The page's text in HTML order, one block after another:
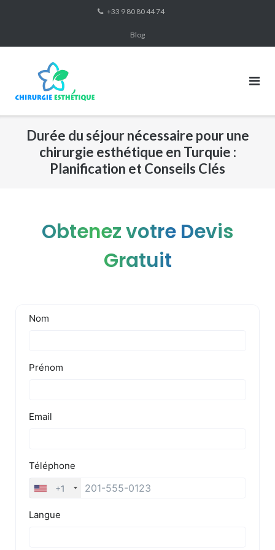
+33 9 80 80 44 74
Blog
Durée du séjour nécessaire pour une
chirurgie esthétique en Turquie :
Planification et Conseils Clés
Obtenez votre Devis
Gratuit